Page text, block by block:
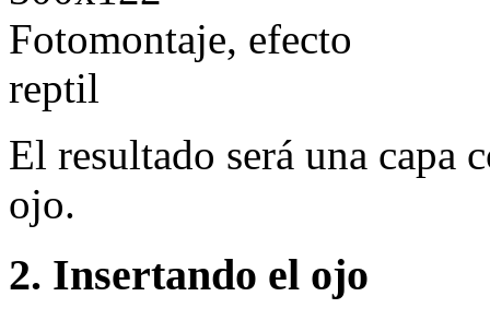
El resultado será una capa
ojo.
2. Insertando el ojo